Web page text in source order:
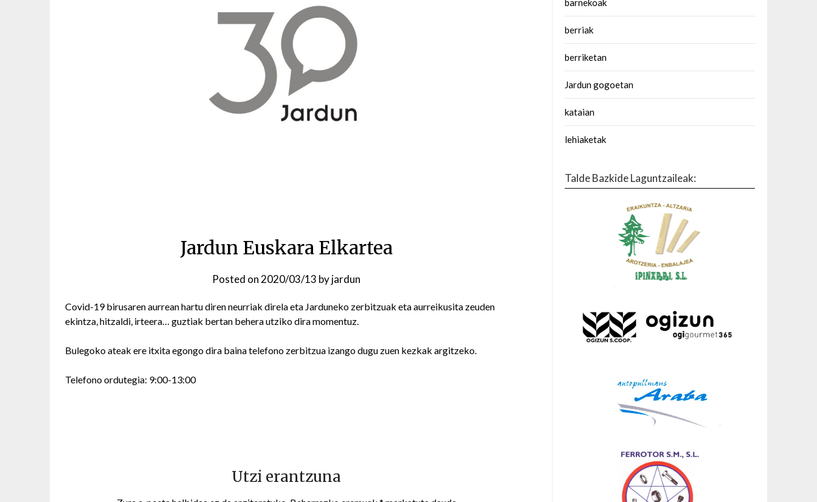
Jardun Euskara Elkartea
Posted on2020/03/13 byjardun
Covid-19 birusaren aurrean hartu diren neurriak direla eta Jarduneko zerbitzuak eta aurreikusita zeuden
ekintza, hitzaldi, irteera… guztiak bertan behera utziko dira momentuz.
Bulegoko ateak ere itxita egongo dira baina telefono zerbitzua izango dugu zuen kezkak argitzeko.
Telefono ordutegia: 9:00-13:00
Utzi erantzuna
barnekoak
berriak
berriketan
Jardun gogoetan
kataian
lehiaketak
Talde Bazkide Laguntzaileak: